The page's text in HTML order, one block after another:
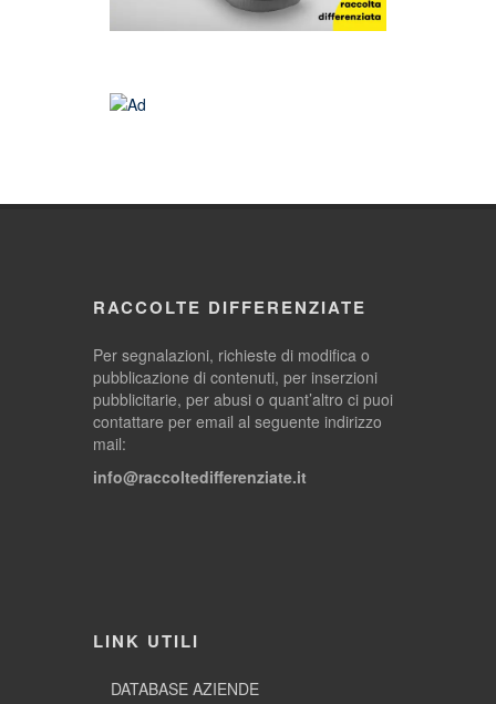
RACCOLTE DIFFERENZIATE
Per segnalazioni, richieste di modifica o
pubblicazione di contenuti, per inserzioni
pubblicitarie, per abusi o quant’altro ci puoi
contattare per email al seguente indirizzo
mail:
info@raccoltedifferenziate.it
LINK UTILI
DATABASE AZIENDE